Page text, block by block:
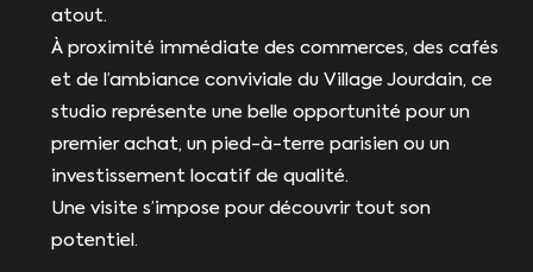
atout.
À proximité immédiate des commerces, des cafés
et de l’ambiance conviviale du Village Jourdain, ce
studio représente une belle opportunité pour un
premier achat, un pied-à-terre parisien ou un
investissement locatif de qualité.
Une visite s’impose pour découvrir tout son
potentiel.